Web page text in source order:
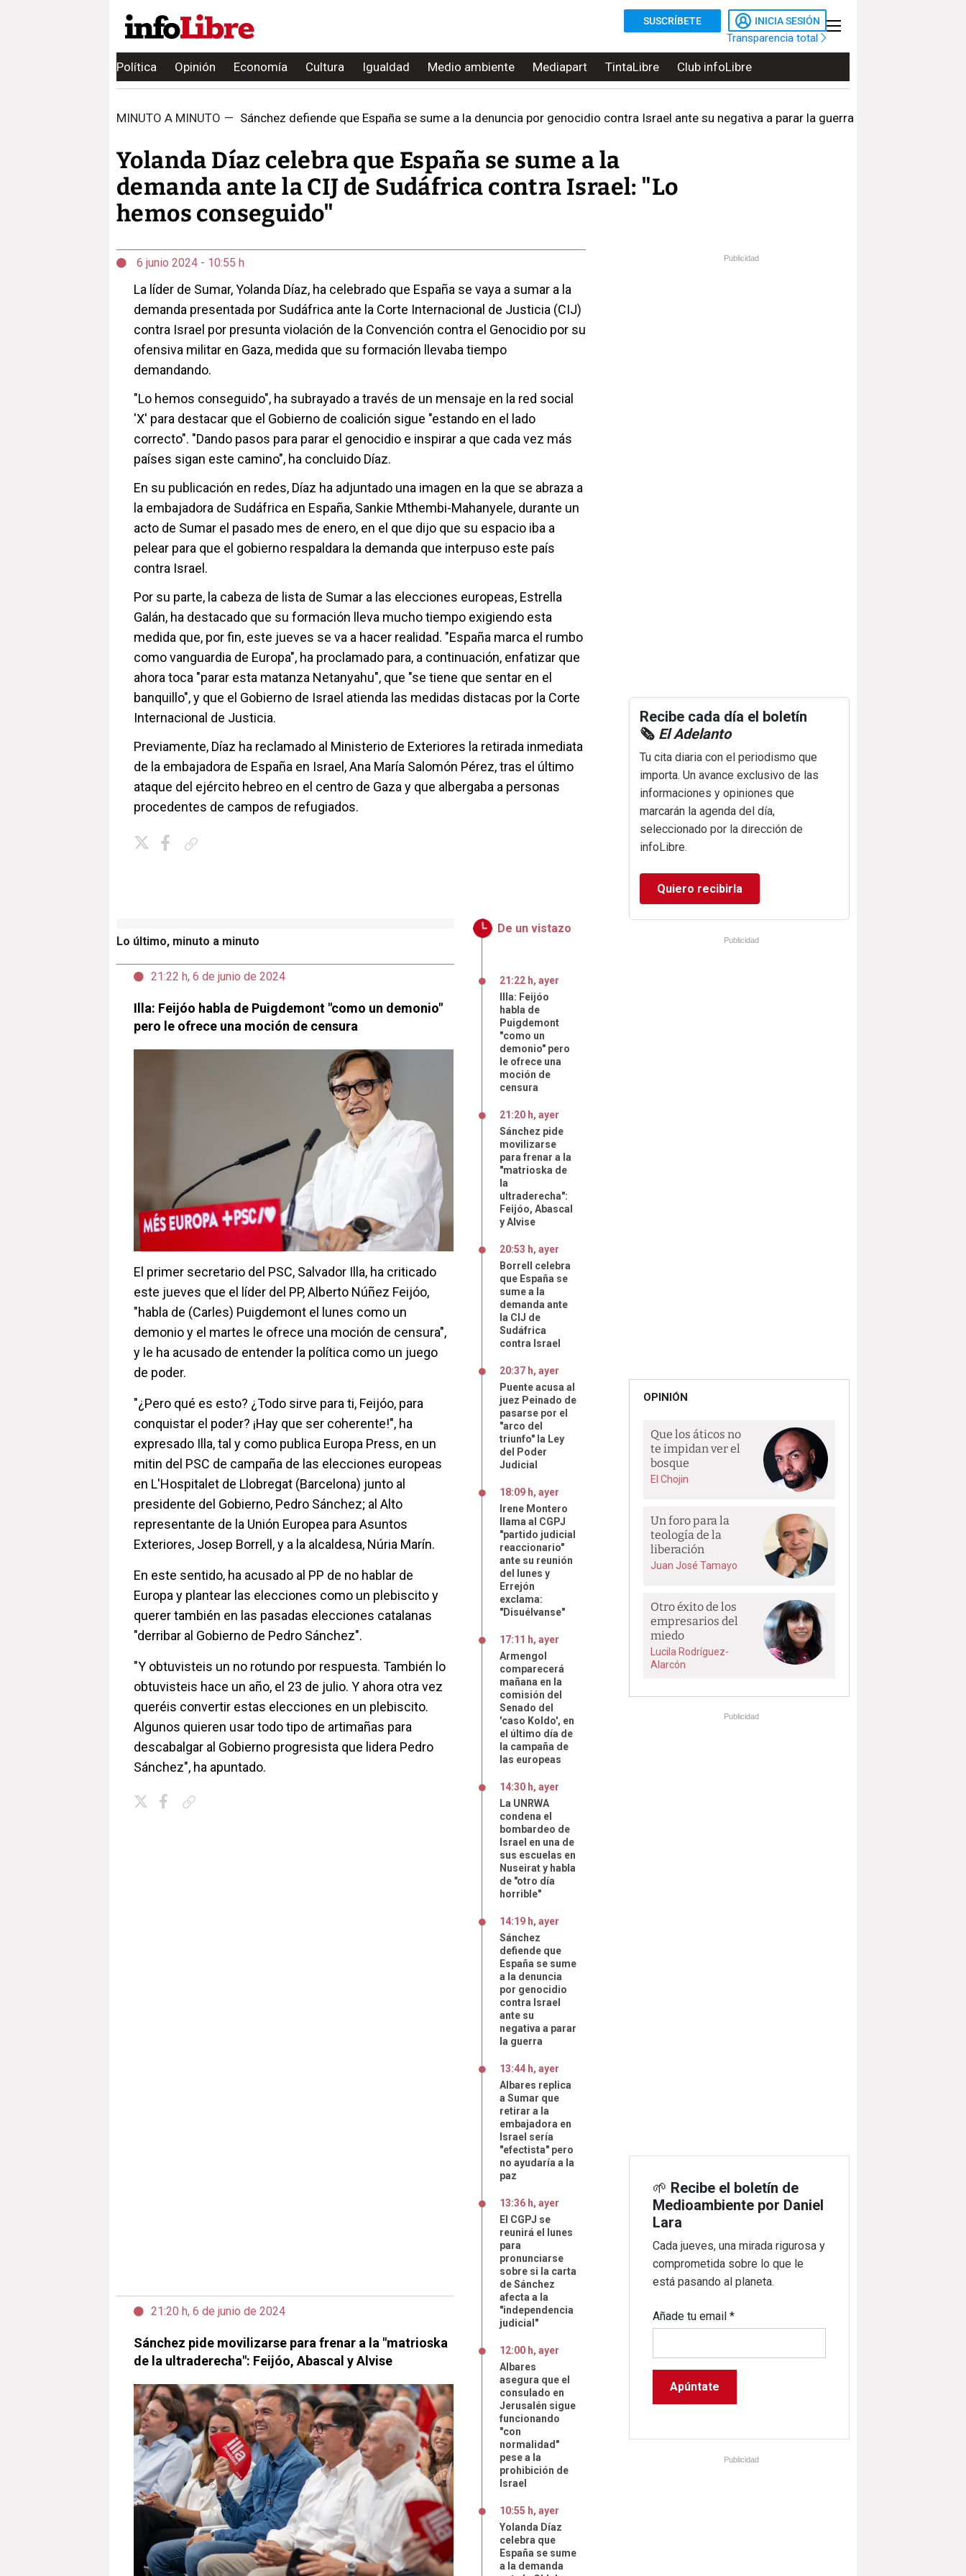
SUSCRÍBETE INICIA SESIÓN
Transparencia total
Política Opinión Economía Cultura Igualdad Medio ambiente Mediapart TintaLibre Club infoLibre
MINUTO A MINUTO — Sánchez defiende que España se sume a la denuncia por genocidio contra Israel ante su negativa a parar la guerra
Yolanda Díaz celebra que España se sume a la
demanda ante la CIJ de Sudáfrica contra Israel: "Lo
hemos conseguido"
6 junio 2024 - 10:55 h
La líder de Sumar, Yolanda Díaz, ha celebrado que España se vaya a sumar a la
demanda presentada por Sudáfrica ante la Corte Internacional de Justicia (CIJ)
contra Israel por presunta violación de la Convención contra el Genocidio por su
ofensiva militar en Gaza, medida que su formación llevaba tiempo
demandando.
"Lo hemos conseguido", ha subrayado a través de un mensaje en la red social
'X' para destacar que el Gobierno de coalición sigue "estando en el lado
correcto". "Dando pasos para parar el genocidio e inspirar a que cada vez más
países sigan este camino", ha concluido Díaz.
En su publicación en redes, Díaz ha adjuntado una imagen en la que se abraza a
la embajadora de Sudáfrica en España, Sankie Mthembi-Mahanyele, durante un
acto de Sumar el pasado mes de enero, en el que dijo que su espacio iba a
pelear para que el gobierno respaldara la demanda que interpuso este país
contra Israel.
Por su parte, la cabeza de lista de Sumar a las elecciones europeas, Estrella
Galán, ha destacado que su formación lleva mucho tiempo exigiendo esta
medida que, por fin, este jueves se va a hacer realidad. "España marca el rumbo
como vanguardia de Europa", ha proclamado para, a continuación, enfatizar que
ahora toca "parar esta matanza Netanyahu", que "se tiene que sentar en el
banquillo", y que el Gobierno de Israel atienda las medidas distacas por la Corte
Internacional de Justicia.
Previamente, Díaz ha reclamado al Ministerio de Exteriores la retirada inmediata
de la embajadora de España en Israel, Ana María Salomón Pérez, tras el último
ataque del ejército hebreo en el centro de Gaza y que albergaba a personas
procedentes de campos de refugiados.
Lo último, minuto a minuto
21:22 h, 6 de junio de 2024
Illa: Feijóo habla de Puigdemont "como un demonio"
pero le ofrece una moción de censura
El primer secretario del PSC, Salvador Illa, ha criticado
este jueves que el líder del PP, Alberto Núñez Feijóo,
"habla de (Carles) Puigdemont el lunes como un
demonio y el martes le ofrece una moción de censura",
y le ha acusado de entender la política como un juego
de poder.
"¿Pero qué es esto? ¿Todo sirve para ti, Feijóo, para
conquistar el poder? ¡Hay que ser coherente!", ha
expresado Illa, tal y como publica Europa Press, en un
mitin del PSC de campaña de las elecciones europeas
en L'Hospitalet de Llobregat (Barcelona) junto al
presidente del Gobierno, Pedro Sánchez; al Alto
representante de la Unión Europea para Asuntos
Exteriores, Josep Borrell, y a la alcaldesa, Núria Marín.
En este sentido, ha acusado al PP de no hablar de
Europa y plantear las elecciones como un plebiscito y
querer también en las pasadas elecciones catalanas
"derribar al Gobierno de Pedro Sánchez".
"Y obtuvisteis un no rotundo por respuesta. También lo
obtuvisteis hace un año, el 23 de julio. Y ahora otra vez
queréis convertir estas elecciones en un plebiscito.
Algunos quieren usar todo tipo de artimañas para
descabalgar al Gobierno progresista que lidera Pedro
Sánchez", ha apuntado.
21:20 h, 6 de junio de 2024
Sánchez pide movilizarse para frenar a la "matrioska
de la ultraderecha": Feijóo, Abascal y Alvise
De un vistazo
21:22 h, ayer
Illa: Feijóo
habla de
Puigdemont
"como un
demonio" pero
le ofrece una
moción de
censura
21:20 h, ayer
Sánchez pide
movilizarse
para frenar a la
"matrioska de
la
ultraderecha":
Feijóo, Abascal
y Alvise
20:53 h, ayer
Borrell celebra
que España se
sume a la
demanda ante
la CIJ de
Sudáfrica
contra Israel
20:37 h, ayer
Puente acusa al
juez Peinado de
pasarse por el
"arco del
triunfo" la Ley
del Poder
Judicial
18:09 h, ayer
Irene Montero
llama al CGPJ
"partido judicial
reaccionario"
ante su reunión
del lunes y
Errejón
exclama:
"Disuélvanse"
17:11 h, ayer
Armengol
comparecerá
mañana en la
comisión del
Senado del
'caso Koldo', en
el último día de
la campaña de
las europeas
14:30 h, ayer
La UNRWA
condena el
bombardeo de
Israel en una de
sus escuelas en
Nuseirat y habla
de "otro día
horrible"
14:19 h, ayer
Sánchez
defiende que
España se sume
a la denuncia
por genocidio
contra Israel
ante su
negativa a parar
la guerra
13:44 h, ayer
Albares replica
a Sumar que
retirar a la
embajadora en
Israel sería
"efectista" pero
no ayudaría a la
paz
13:36 h, ayer
El CGPJ se
reunirá el lunes
para
pronunciarse
sobre si la carta
de Sánchez
afecta a la
"independencia
judicial"
12:00 h, ayer
Albares
asegura que el
consulado en
Jerusalén sigue
funcionando
"con
normalidad"
pese a la
prohibición de
Israel
10:55 h, ayer
Yolanda Díaz
celebra que
España se sume
a la demanda
Publicidad
Recibe cada día el boletín
🗞️ El Adelanto
Tu cita diaria con el periodismo que
importa. Un avance exclusivo de las
informaciones y opiniones que
marcarán la agenda del día,
seleccionado por la dirección de
infoLibre.
Quiero recibirla
Publicidad
OPINIÓN
Que los áticos no
te impidan ver el
bosque
El Chojin
Un foro para la
teología de la
liberación
Juan José Tamayo
Otro éxito de los
empresarios del
miedo
Lucila Rodríguez-
Alarcón
Publicidad
🌱 Recibe el boletín de
Medioambiente por Daniel
Lara
Cada jueves, una mirada rigurosa y
comprometida sobre lo que le
está pasando al planeta.
Añade tu email*
Publicidad